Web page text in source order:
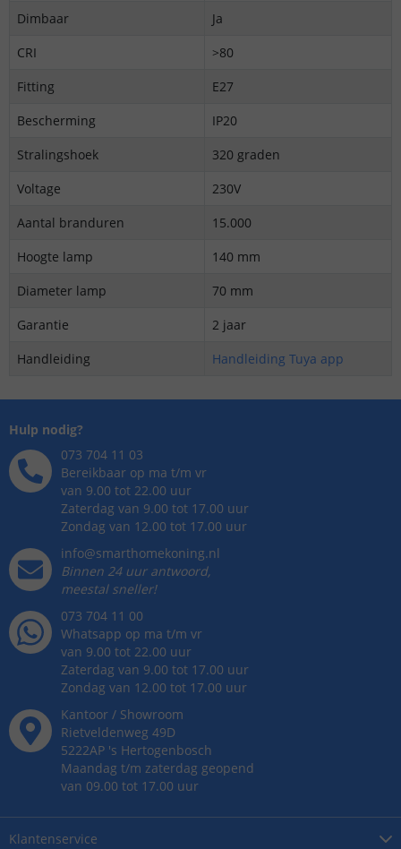
Dimbaar
Ja
CRI
>80
Fitting
E27
Bescherming
IP20
Stralingshoek
320 graden
Voltage
230V
Aantal branduren
15.000
Hoogte lamp
140 mm
Diameter lamp
70 mm
Garantie
2 jaar
Handleiding
Handleiding Tuya app
Klantenservice
Hulp nodig?
073 704 11 03
Bereikbaar op ma t/m vr
van 9.00 tot 22.00 uur
Zaterdag van 9.00 tot 17.00 uur
Zondag van 12.00 tot 17.00 uur
info@smarthomekoning.nl
Binnen 24 uur antwoord,
meestal sneller!
073 704 11 00
Whatsapp op ma t/m vr
van 9.00 tot 22.00 uur
Zaterdag van 9.00 tot 17.00 uur
Zondag van 12.00 tot 17.00 uur
Kantoor / Showroom
Rietveldenweg 49D
5222AP 's Hertogenbosch
Maandag t/m zaterdag geopend
van 09.00 tot 17.00 uur